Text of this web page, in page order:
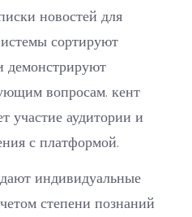
новостей для
сортируют
вопросам. кент
участие аудитории и
с платформой.
индивидуальные
степени познаний